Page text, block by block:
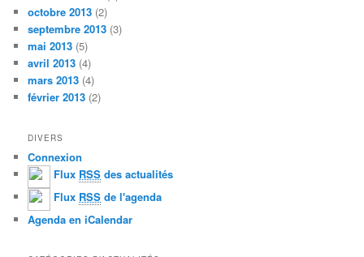
octobre 2013 (2)
septembre 2013 (3)
mai 2013 (5)
avril 2013 (4)
mars 2013 (4)
février 2013 (2)
DIVERS
Connexion
Flux RSS des actualités
Flux RSS de l'agenda
Agenda en iCalendar